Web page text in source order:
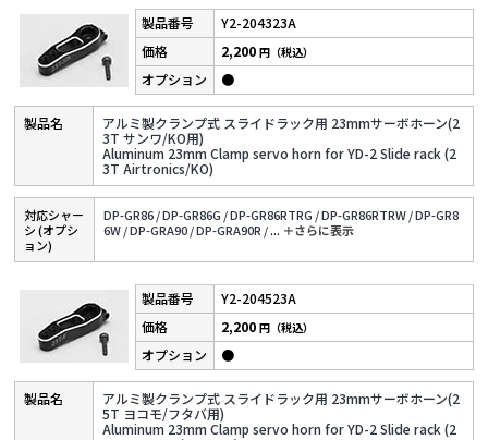
Y2-204323A
アルミ製クランプ式 スライドラック用 23mmサーボホーン(2
3T サンワ/KO用)
Aluminum 23mm Clamp servo horn for YD-2 Slide rack (2
3T Airtronics/KO)
2,200円（税込）
●
対応シャー
シ (オプシ
ョン)
DP-GR86 /DP-GR86G /DP-GR86RTRG /DP-GR86RTRW /DP-GR8
6W /DP-GRA90 /DP-GRA90R /... ＋さらに表⽰
Y2-204523A
アルミ製クランプ式 スライドラック用 23mmサーボホーン(2
5T ヨコモ/フタバ用)
Aluminum 23mm Clamp servo horn for YD-2 Slide rack (2
2,200円（税込）
●